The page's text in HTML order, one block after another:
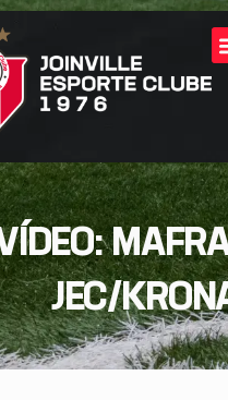
JEC/